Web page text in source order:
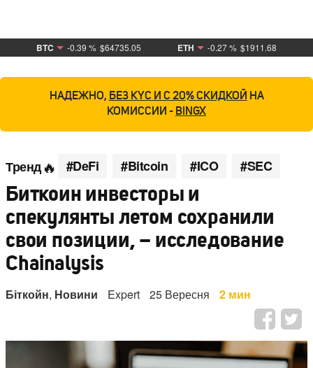
BTC -0.39 % $64735.05 ETH -0.27 % $1911.68
НАДЕЖНО, БЕЗ KYC И С 20% СКИДКОЙ НА
КОМИССИИ - BINGX
Тренд #DeFi #Bitcoin #ICO #SEC
Биткоин инвесторы и
спекулянты летом сохранили
свои позиции, – исследование
Chainalysis
Біткойн, Новини Expert 25 Вересня 2 мин